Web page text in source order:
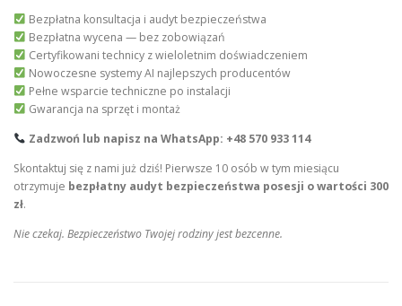
Bezpłatna konsultacja i audyt bezpieczeństwa
Bezpłatna wycena — bez zobowiązań
Certyfikowani technicy z wieloletnim doświadczeniem
Nowoczesne systemy AI najlepszych producentów
Pełne wsparcie techniczne po instalacji
Gwarancja na sprzęt i montaż
Zadzwoń lub napisz na WhatsApp: +48 570 933 114
Skontaktuj się z nami już dziś! Pierwsze 10 osób w tym miesiącu
otrzymuje bezpłatny audyt bezpieczeństwa posesji o wartości 300
zł.
Nie czekaj. Bezpieczeństwo Twojej rodziny jest bezcenne.